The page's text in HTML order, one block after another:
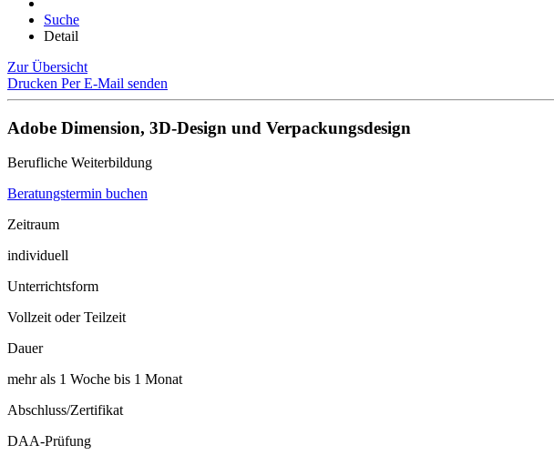
Suche
Detail
Zur Übersicht
Drucken Per E-Mail senden
Adobe Dimension, 3D-Design und Verpackungsdesign
Berufliche Weiterbildung
Beratungstermin buchen
Zeitraum
individuell
Unterrichtsform
Vollzeit oder Teilzeit
Dauer
mehr als 1 Woche bis 1 Monat
Abschluss/Zertifikat
DAA-Prüfung